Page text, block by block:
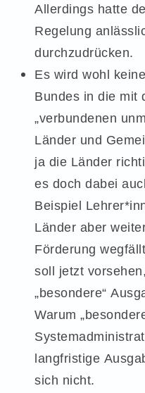
Allerdings hatte
Regelung
durchzudrücken.
Es wird wohl
Bundes in die mit
„verbundenen
Länder und
ja die Länder
es doch dabei
Beispiel
Länder aber
Förderung
soll jetzt
„besondere“
Warum
langfristige
sich nicht.